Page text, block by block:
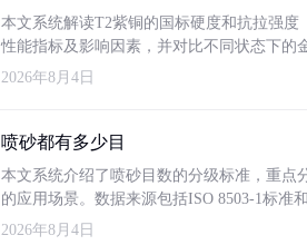
本文系统解读T2紫铜的国标硬度和抗拉强度
性能指标及影响因素，并对比不同状态下的
2026年8月4日
喷砂都有多少目
本文系统介绍了喷砂目数的分级标准，重点
的应用场景。数据来源包括ISO 8503-1标准
2026年8月4日